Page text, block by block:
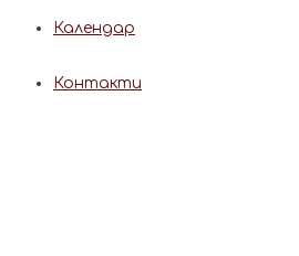
Календар
Контакти